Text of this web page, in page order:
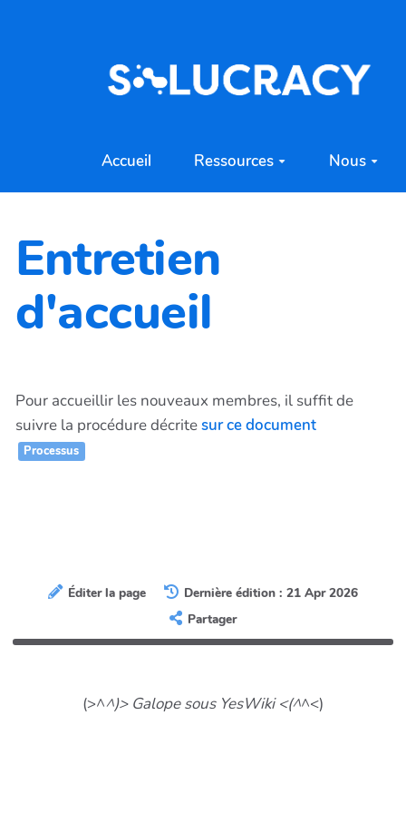
Accueil Ressources Nous
Entretien
d'accueil
Pour accueillir les nouveaux membres, il suffit de
suivre la procédure décritesur ce document
Processus
Éditer la page
Dernière édition : 21 Apr 2026
Partager
(>^^)> Galope sous YesWiki <(^^<)